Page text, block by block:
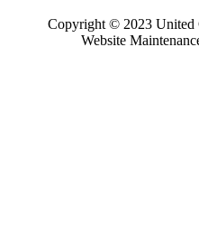
Copyright © 2023 United
Website